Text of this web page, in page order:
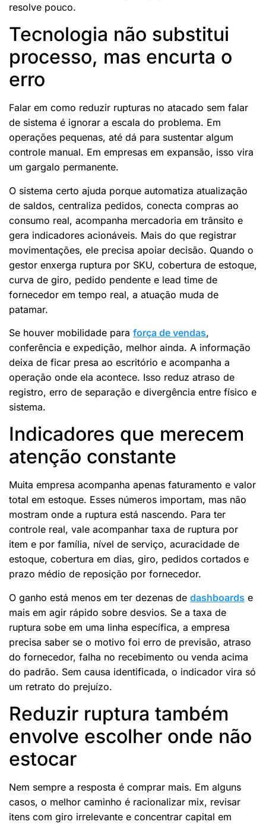
resolve pouco.
Tecnologia não substitui
processo, mas encurta o
erro
Falar em como reduzir rupturas no atacado sem falar
de sistema é ignorar a escala do problema. Em
operações pequenas, até dá para sustentar algum
controle manual. Em empresas em expansão, isso vira
um gargalo permanente.
O sistema certo ajuda porque automatiza atualização
de saldos, centraliza pedidos, conecta compras ao
consumo real, acompanha mercadoria em trânsito e
gera indicadores acionáveis. Mais do que registrar
movimentações, ele precisa apoiar decisão. Quando o
gestor enxerga ruptura por SKU, cobertura de estoque,
curva de giro, pedido pendente e lead time de
fornecedor em tempo real, a atuação muda de
patamar.
Se houver mobilidade para força de vendas,
conferência e expedição, melhor ainda. A informação
deixa de ficar presa ao escritório e acompanha a
operação onde ela acontece. Isso reduz atraso de
registro, erro de separação e divergência entre físico e
sistema.
Indicadores que merecem
atenção constante
Muita empresa acompanha apenas faturamento e valor
total em estoque. Esses números importam, mas não
mostram onde a ruptura está nascendo. Para ter
controle real, vale acompanhar taxa de ruptura por
item e por família, nível de serviço, acuracidade de
estoque, cobertura em dias, giro, pedidos cortados e
prazo médio de reposição por fornecedor.
O ganho está menos em ter dezenas de dashboards e
mais em agir rápido sobre desvios. Se a taxa de
ruptura sobe em uma linha específica, a empresa
precisa saber se o motivo foi erro de previsão, atraso
do fornecedor, falha no recebimento ou venda acima
do padrão. Sem causa identificada, o indicador vira só
um retrato do prejuízo.
Reduzir ruptura também
envolve escolher onde não
estocar
Nem sempre a resposta é comprar mais. Em alguns
casos, o melhor caminho é racionalizar mix, revisar
itens com giro irrelevante e concentrar capital em